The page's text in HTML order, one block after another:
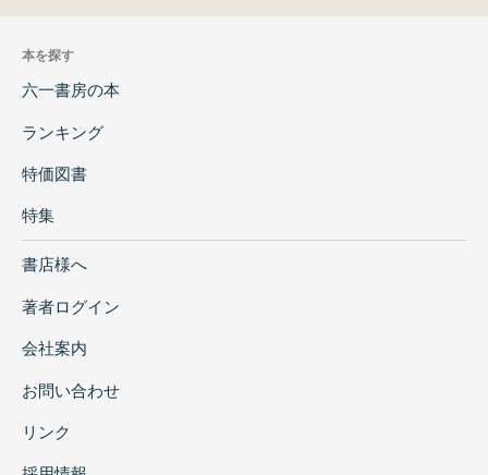
本を探す
六一書房の本
ランキング
特価図書
特集
書店様へ
著者ログイン
会社案内
お問い合わせ
リンク